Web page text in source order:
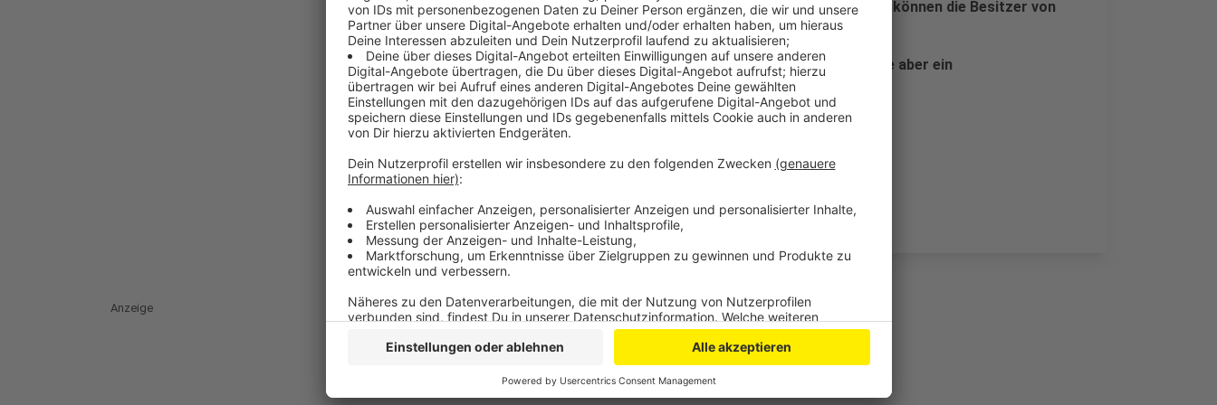
Autofahrer in ihrer Garage installieren. Für den Ladevorgang können die Besitzer von
Elektroautos eine kostenlose App nutzen.
Noch ist das Laden für Kunden der ene kostenlos, bald will sie aber ein
Abrechnungssystem starten.
Veröffentlicht:Donnerstag, 14.02.2019 07:35
Anzeige
Anzeige